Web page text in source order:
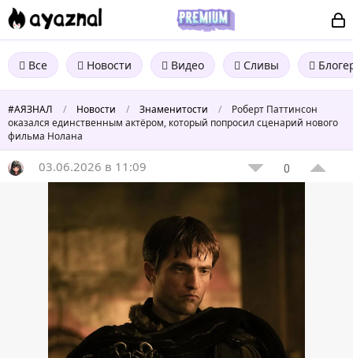
Все Новости Видео Сливы
#АЯЗНАЛ / Новости / Знаменитости /
Роберт Паттинсон
оказался единственным актёром, который попросил сценарий нового
фильма Нолана
03.06.2026 в 11:09 0